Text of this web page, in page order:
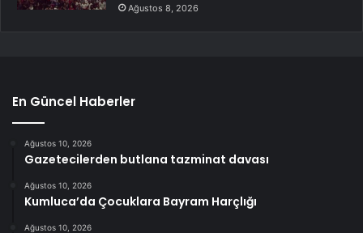
Ağustos 8, 2026
En Güncel Haberler
Ağustos 10, 2026
Gazetecilerden butlana tazminat davası
Ağustos 10, 2026
Kumluca’da Çocuklara Bayram Harçlığı
Ağustos 10, 2026